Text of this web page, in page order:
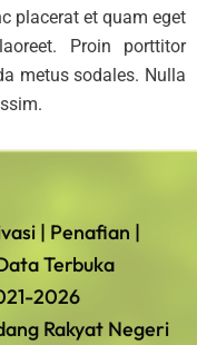
placerat et quam eget
Proin porttitor
metus sodales. Nulla
| Penafian |
Terbuka
2026
Rakyat Negeri